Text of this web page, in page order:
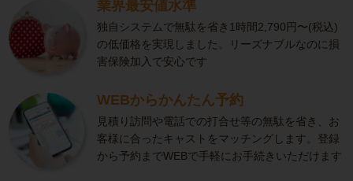
業界最安値水準
独自システムで無駄を省き1時間2,790円〜(税込)
の低価格を実現しました。リーズナブルなのに損
害保険加入で安心です
WEBからかんたん予約
見積り訪問や電話での打合せ等の無駄を省き、お
客様に合ったキャストをマッチングします。登録
から予約までWEBで手軽にお手続きいただけます